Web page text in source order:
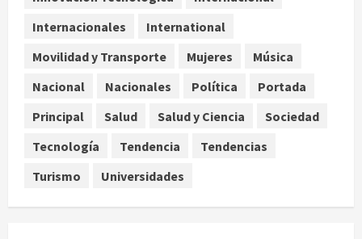
4 agosto 6, 2026
Nacional
Falla en sistema Booster de El
de Tijuana
Internacionales
International
Movilidad y Transporte
Mujeres
Música
Nacional
Nacionales Política
Portada
Principal
Salud Salud y Ciencia
Sociedad
Tecnología
Tendencia
Tendencias
Turismo
Universidades